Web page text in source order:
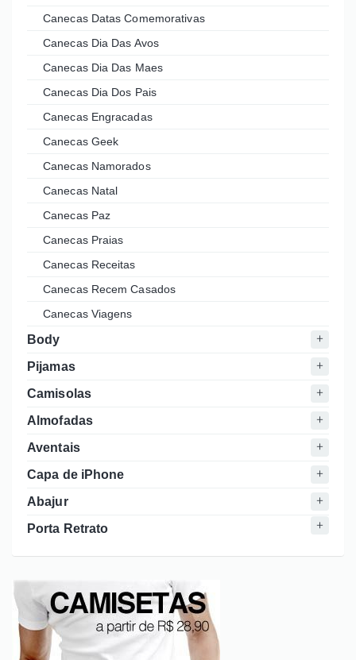
Canecas Datas Comemorativas
Canecas Dia Das Avos
Canecas Dia Das Maes
Canecas Dia Dos Pais
Canecas Engracadas
Canecas Geek
Canecas Namorados
Canecas Natal
Canecas Paz
Canecas Praias
Canecas Receitas
Canecas Recem Casados
Canecas Viagens
Body
Pijamas
Camisolas
Almofadas
Aventais
Capa de iPhone
Abajur
Porta Retrato